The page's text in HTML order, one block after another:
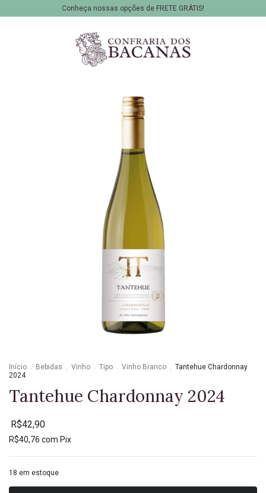
Conheça nossas opções de FRETE GRÁTIS!
Início . Bebidas . Vinho . Tipo . Vinho Branco . Tantehue Chardonnay
2024
Tantehue Chardonnay 2024
R$42,90
R$40,76 com Pix
18 em estoque